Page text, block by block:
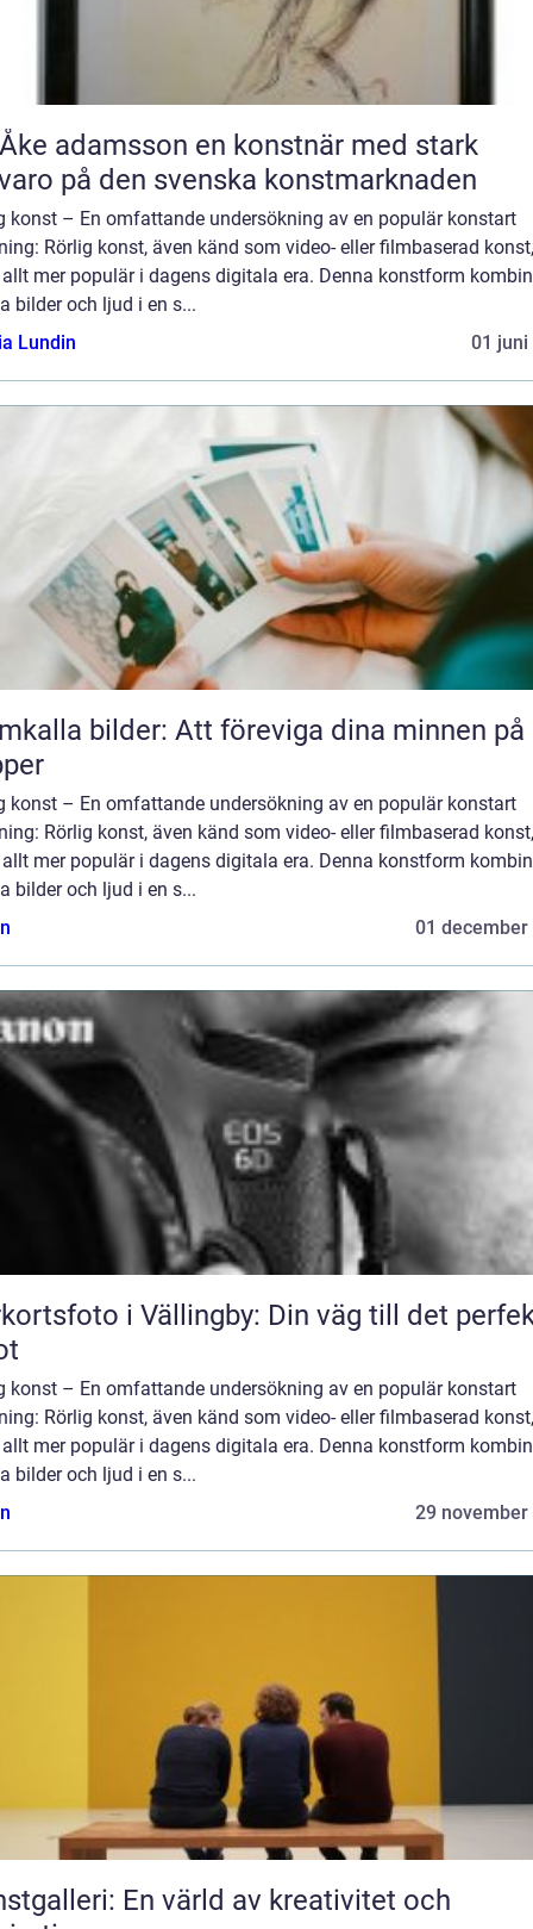
en konstnär med stark
på den svenska konstmarknaden
konst – En omfattande undersökning av en populär konstart
Rörlig konst, även känd som video- eller filmbaserad
mer populär i dagens digitala era. Denna konstform
bilder och ljud i en s...
Lundin
01 juni
bilder: Att föreviga dina minnen på
konst – En omfattande undersökning av en populär konstart
Rörlig konst, även känd som video- eller filmbaserad
mer populär i dagens digitala era. Denna konstform
bilder och ljud i en s...
01 december
i Vällingby: Din väg till det
konst – En omfattande undersökning av en populär konstart
Rörlig konst, även känd som video- eller filmbaserad
mer populär i dagens digitala era. Denna konstform
bilder och ljud i en s...
29 november
En värld av kreativitet och